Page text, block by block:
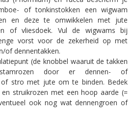
of tonkinstokken een wigwam
en deze te omwikkelen met jute
of vliesdoek. Vul de wigwams bij
vorst voor de zekerheid op met
of dennentakken.
(de knobbel waaruit de takken
door er dennen- of
of stro met jute om te binden. Bedek
struikrozen met een hoop aarde (=
ook nog wat dennengroen of